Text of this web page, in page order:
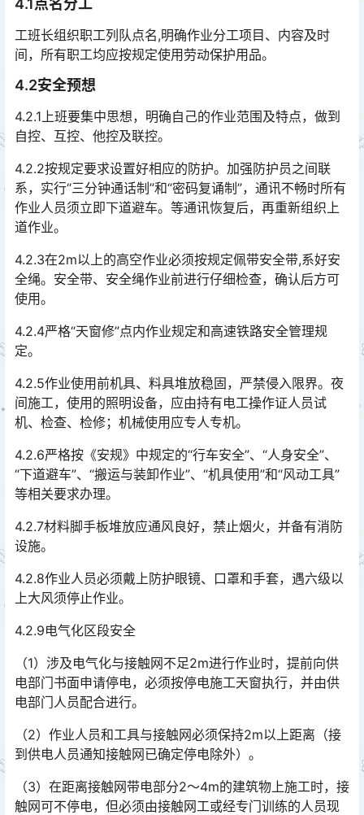
4.1点名分工
工班长组织职工列队点名,明确作业分工项目、内容及时
间，所有职工均应按规定使用劳动保护用品。
4.2安全预想
4.2.1上班要集中思想，明确自己的作业范围及特点，做到
自控、互控、他控及联控。
4.2.2按规定要求设置好相应的防护。加强防护员之间联
系，实行“三分钟通话制”和“密码复诵制”，通讯不畅时所有
作业人员须立即下道避车。等通讯恢复后，再重新组织上
道作业。󠅅󠅃󠄵󠅂󠄪󠇖󠆨󠆨󠇕󠆞󠆒󠅬󠇘󠆭󠆘󠇙󠆝󠅵󠇗󠆭󠆁󠄐󠇗󠅹󠅸󠇖󠆍󠅳󠇖󠅹󠅰󠇖󠆌󠅹
4.2.3在2m以上的高空作业必须按规定佩带安全带,系好安
全绳。安全带、安全绳作业前进行仔细检查，确认后方可
使用。
4.2.4严格“天窗修”点内作业规定和高速铁路安全管理规
定。
4.2.5作业使用前机具、料具堆放稳固，严禁侵入限界。夜
间施工，使用的照明设备，应由持有电工操作证人员试
机、检查、检修；机械使用应专人专机。
4.2.6严格按《安规》中规定的“行车安全”、“人身安全”、
“下道避车”、“搬运与装卸作业”、“机具使用”和“风动工具”
等相关要求办理。
4.2.7材料脚手板堆放应通风良好，禁止烟火，并备有消防
设施。
4.2.8作业人员必须戴上防护眼镜、口罩和手套，遇六级以
上大风须停止作业。
4.2.9电气化区段安全
（1）涉及电气化与接触网不足2m进行作业时，提前向供
电部门书面申请停电，必须按停电施工天窗执行，并由供
电部门人员配合进行。
（2）作业人员和工具与接触网必须保持2m以上距离（接
到供电人员通知接触网已确定停电除外）。
（3）在距离接触网带电部分2～4m的建筑物上施工时，接
触网可不停电，但必须由接触网工或经专门训练的人员现